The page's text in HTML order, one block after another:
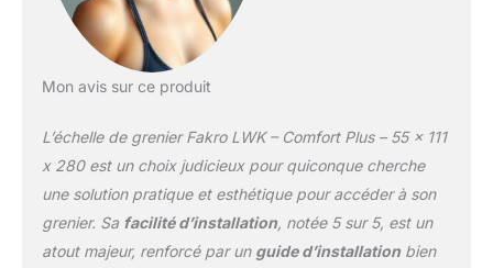
Mon avis sur ce produit
L’échelle de grenier Fakro LWK – Comfort Plus – 55 x 111
x 280 est un choix judicieux pour quiconque cherche
une solution pratique et esthétique pour accéder à son
grenier. Sa facilité d’installation, notée 5 sur 5, est un
atout majeur, renforcé par un guide d’installationbien